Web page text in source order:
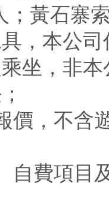
；黃石寨
，本公
坐，非
價，不含
自費項目